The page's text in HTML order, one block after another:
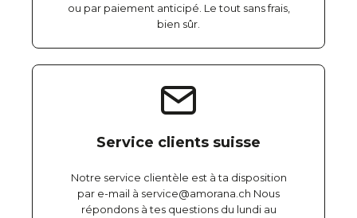
ou par paiement anticipé. Le tout sans frais,
bien sûr.
Service clients suisse
Notre service clientèle est à ta disposition
par e-mail à service@amorana.ch Nous
répondons à tes questions du lundi au